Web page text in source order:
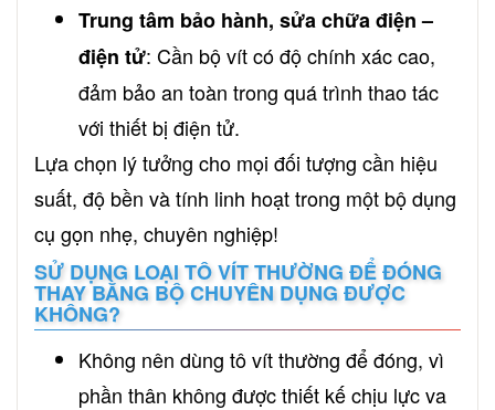
Trung tâm bảo hành, sửa chữa điện –
điện tử: Cần bộ vít có độ chính xác cao,
đảm bảo an toàn trong quá trình thao tác
với thiết bị điện tử.
Lựa chọn lý tưởng cho mọi đối tượng cần hiệu
suất, độ bền và tính linh hoạt trong một bộ dụng
cụ gọn nhẹ, chuyên nghiệp!
SỬ DỤNG LOẠI TÔ VÍT THƯỜNG ĐỂ ĐÓNG
THAY BẰNG BỘ CHUYÊN DỤNG ĐƯỢC
KHÔNG?
Không nên dùng tô vít thường để đóng, vì
phần thân không được thiết kế chịu lực va